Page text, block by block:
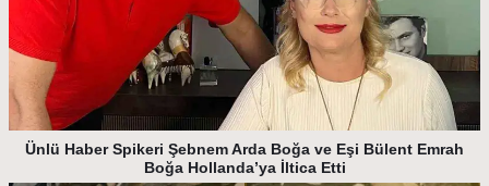
Ünlü Haber Spikeri Şebnem Arda Boğa ve Eşi Bülent Emrah
Boğa Hollanda’ya İltica Etti